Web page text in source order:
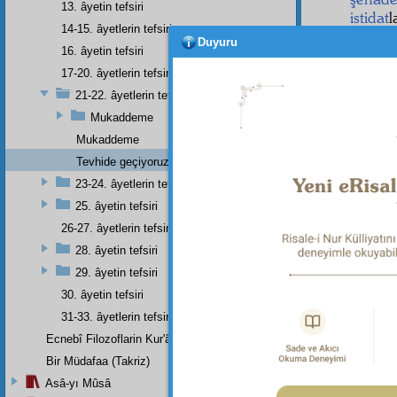
istidat
ile
Dipnot-1
13. âyetin tefsiri
14-15. âyetlerin tefsiri
16. âyetin tefsiri
17-20. âyetlerin tefsiri
21-22. âyetlerin tefsiri
Mukaddeme
Mukaddeme
Tevhide geçiyoruz:
23-24. âyetlerin tefsiri
25. âyetin tefsiri
26-27. âyetlerin tefsiri
28. âyetin tefsiri
29. âyetin tefsiri
30. âyetin tefsiri
31-33. âyetlerin tefsiri
Ecnebî Filozoflarin Kur'ân'i Tasdiklerine Dair Şehadetleri
Bir Müdafaa (Takriz)
Asâ-yı Mûsâ
Duyuru